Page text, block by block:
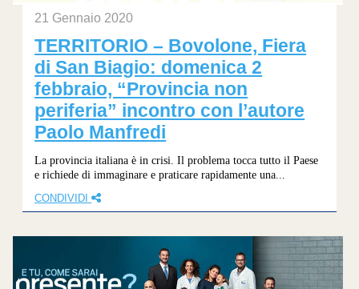
21 Gennaio 2020
TERRITORIO – Bovolone, Fiera
di San Biagio: domenica 2
febbraio, “Provincia non
periferia” incontro con l’autore
Paolo Manfredi
La provincia italiana è in crisi. Il problema tocca tutto il Paese
e richiede di immaginare e praticare rapidamente una...
CONDIVIDI